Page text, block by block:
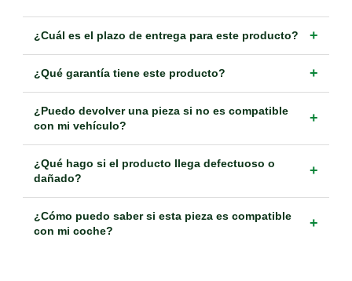
¿Cuál es el plazo de entrega para este producto? +
¿Qué garantía tiene este producto? +
¿Puedo devolver una pieza si no es compatible
con mi vehículo?
+
¿Qué hago si el producto llega defectuoso o
dañado?
+
¿Cómo puedo saber si esta pieza es compatible
con mi coche?
+